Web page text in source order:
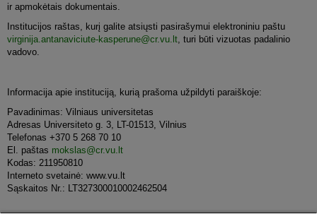
ir apmokėtais dokumentais.
Institucijos raštas, kurį galite atsiųsti pasirašymui elektroniniu paštu
virginija.antanaviciute-kasperune@cr.vu.lt, turi būti vizuotas padalinio
vadovo.
Informacija apie instituciją, kurią prašoma užpildyti paraiškoje:
Pavadinimas: Vilniaus universitetas
Adresas Universiteto g. 3, LT-01513, Vilnius
Telefonas +370 5 268 70 10
El. paštas mokslas@cr.vu.lt
Kodas: 211950810
Interneto svetainė: www.vu.lt
Sąskaitos Nr.: LT327300010002462504